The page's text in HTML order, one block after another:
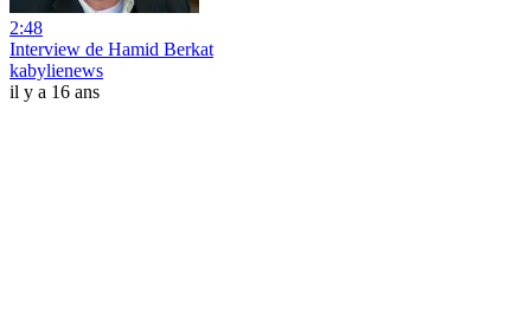
2:48
Interview de Hamid Berkat
kabylienews
il y a 16 ans